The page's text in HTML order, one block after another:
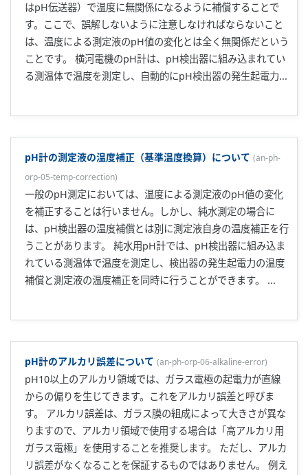
はpH伝送器）で温度に無関係になるように補償することで
す。ここで、誤解しないように注意しなければならないこと
は、温度による測定液のpH値の変化とは全く無関係だという
ことです。 横河電機のpH計は、pH検出器に組み込まれてい
る測温体で温度を測定し、自動的にpH検出器の発生起電力...
pH計の測定液の温度補正（基準温度換算）について (an-ph-
orp-05-temp-correction)
一般のpH測定においては、温度による測定液のpH値の変化
を補正することは行いません。しかし、純水測定の場合に
は、pH検出器の温度補償とは別に測定液自身の温度補正を行
うことがあります。 純水用pH計では、pH検出器に組み込ま
れている測温体で温度を測定し、検出器の発生起電力の温度
補償と測定液の温度補正を同時に行うことができます。 ...
pH計のアルカリ誤差について (an-ph-orp-06-alkaline-error)
pH10以上のアルカリ領域では、ガラス電極の起電力が直線
からの偏りを生じてきます。これをアルカリ誤差と呼びま
す。 アルカリ誤差は、ガラス膜の組成によって大きさが異な
りますので、アルカリ領域で使用する場合は「高アルカリ用
ガラス電極」を使用することを推奨します。 ただし、アルカ
リ誤差がなくなることを保証するものではありません。 例え